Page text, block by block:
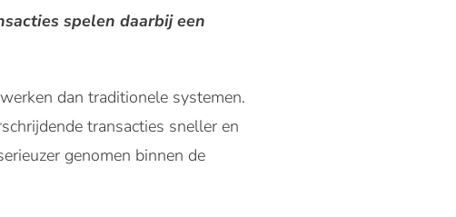
spelen daarbij een
dan traditionele systemen.
transacties sneller en
genomen binnen de